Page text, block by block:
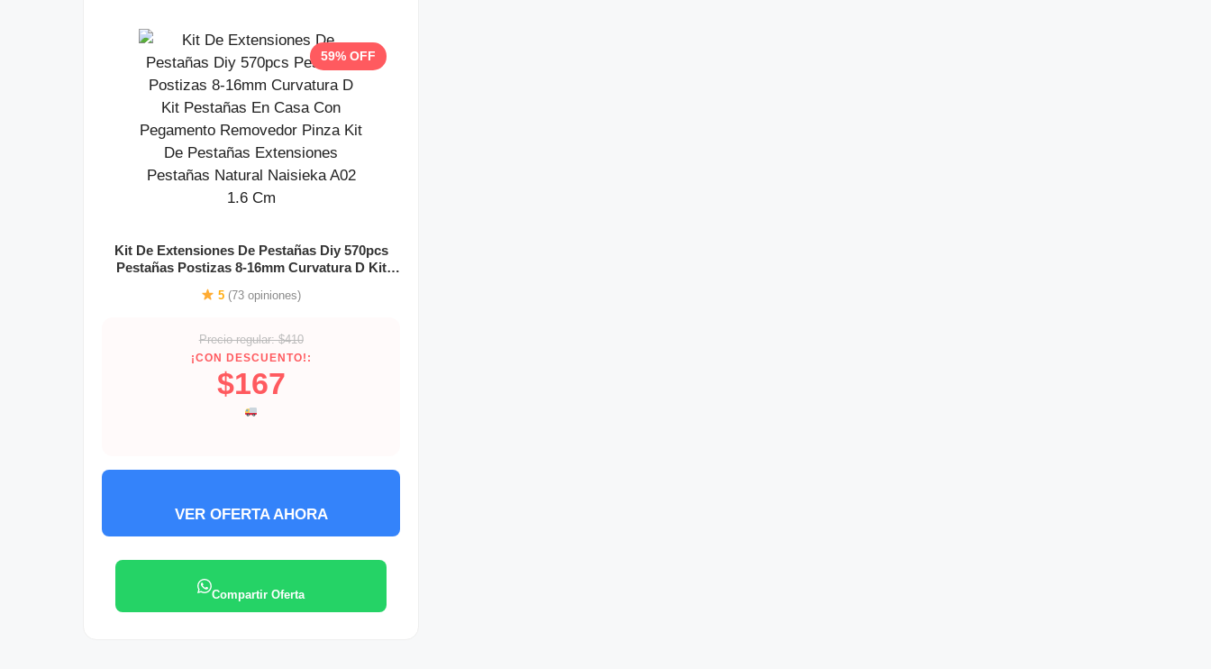
59% OFF
Kit De Extensiones De Pestañas Diy 570pcs
Pestañas Postizas 8-16mm Curvatura D Kit
Pinza Kit De Pestañas Extensiones Pestañas
5 (73 opiniones)
Precio regular: $410
¡CON DESCUENTO!:
$167
VER OFERTA AHORA
Compartir Oferta